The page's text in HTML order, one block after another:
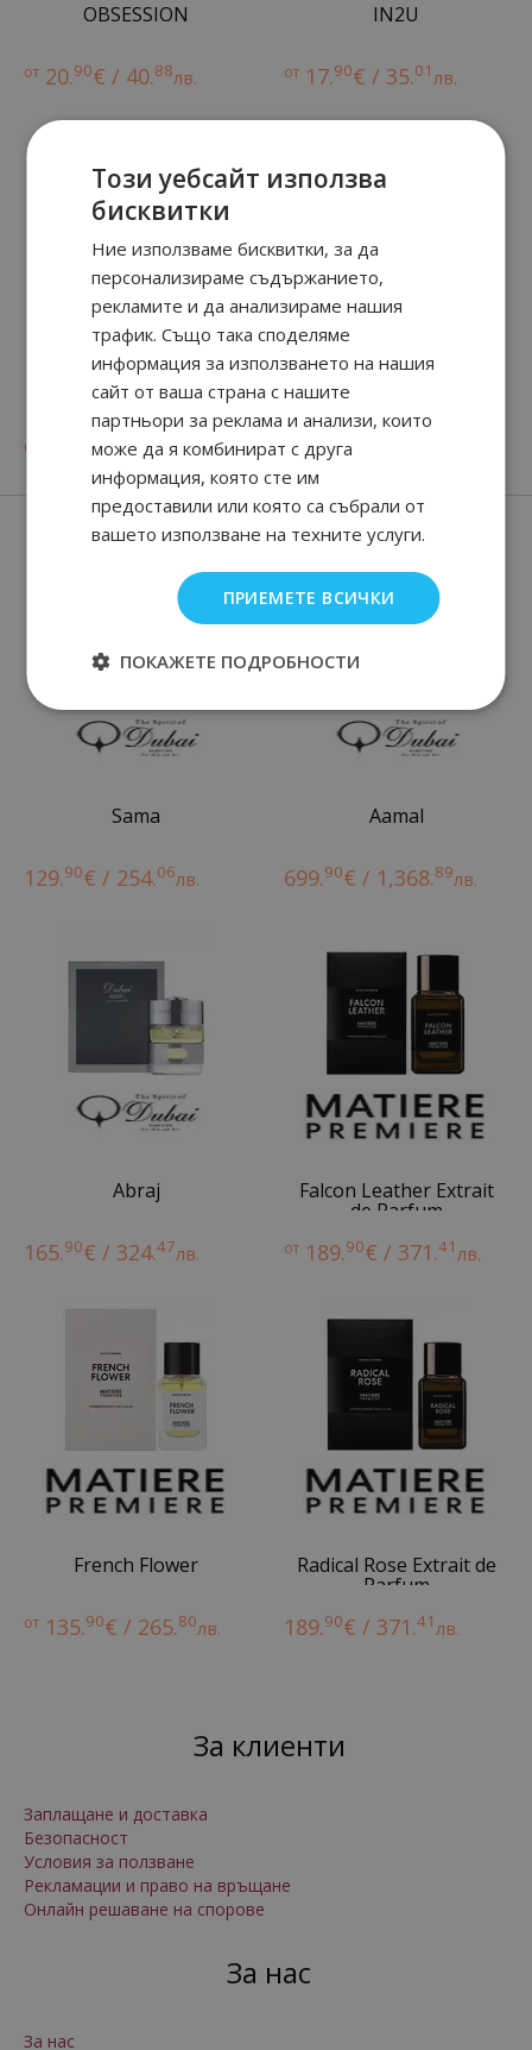
OBSESSION
от 20.90€ / 40.88лв.
IN2U
от 17.90€ / 35.01лв.
FORBIDDEN EUPHORIA
от 85€ / 79.90лв.
35.74€ / 69.90лв.
27.70€ / 54.
Нови парфюми
Sama
129.90€ / 254.06лв.
Aamal
699.90€ / 1,368.89лв.
Abraj
165.90€ / 324.47лв.
Falcon Leather Extrait
de Parfum
от 189.90€ / 371.41лв.
French Flower
от 135.90€ / 265.80лв.
Radical Rose Extrait de
Parfum
189.90€ / 371.41лв.
За клиенти
Заплащане и доставка
Безопасност
Условия за ползване
Рекламации и право на връщане
Онлайн решаване на спорове
За нас
За нас
Този уебсайт използва
бисквитки
Ние използваме бисквитки, за да
персонализираме съдържанието,
рекламите и да анализираме нашия
трафик. Също така споделяме
информация за използването на нашия
сайт от ваша страна с нашите
партньори за реклама и анализи, които
може да я комбинират с друга
информация, която сте им
предоставили или която са събрали от
вашето използване на техните услуги.
ПРИЕМЕТЕ ВСИЧКИ
ПОКАЖЕТЕ ПОДРОБНОСТИ